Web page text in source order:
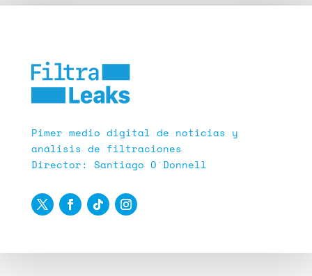
Pimer medio digital de noticias y
análisis de filtraciones
Director: Santiago O´Donnell